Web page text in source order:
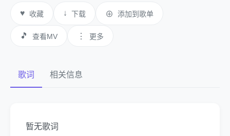
♥ 收藏 ↓ 下载 ⊕ 添加到歌单
🎵 查看MV ⋮ 更多
歌词 相关信息
暂无歌词